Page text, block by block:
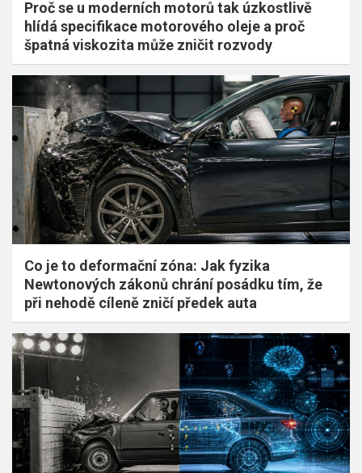
Proč se u moderních motorů tak úzkostlivě
hlídá specifikace motorového oleje a proč
špatná viskozita může zničit rozvody
Co je to deformační zóna: Jak fyzika
Newtonových zákonů chrání posádku tím, že
při nehodě cíleně zničí předek auta